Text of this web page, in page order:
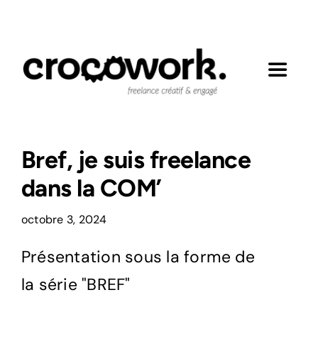
Toggle
Réalisations
Expertises
Contact
Bref, je suis freelance
dans la COM’
octobre 3, 2024
Présentation sous la forme de
la série "BREF"